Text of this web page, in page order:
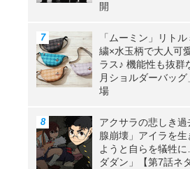
開
「ムーミン」リトル
繍×水玉柄で大人可
ラス♪ 機能性も抜群
月ショルダーバッグ
場
アクサラの悲しき過
腺崩壊」アイラを生
ようと自らを犠牲
ダダン」【第7話ネ